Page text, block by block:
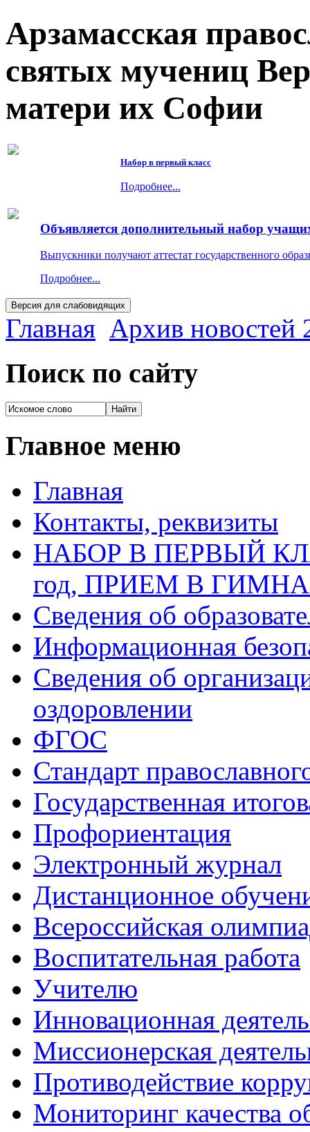
Арзамасская
святых мучениц
матери их Софии
Набор в первый класс
Подробнее...
Объявляется дополнительный набор
Выпускники получают аттестат государственного
Подробнее...
Главная Архив новостей
Поиск по сайту
Главное меню
Главная
Контакты, реквизиты
НАБОР В ПЕРВЫЙ
год, ПРИЕМ В
Сведения об
Информационная
Сведения об
оздоровлении
ФГОС
Стандарт
Государственная
Профориентация
Электронный журнал
Дистанционное
Всероcсийская
Воспитательная работа
Учителю
Инновационная
Миссионерская
Противодействие
Мониторинг качества